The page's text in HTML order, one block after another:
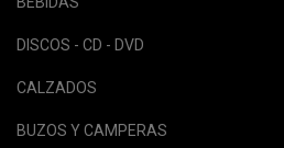
DISCOS - CD - DVD
CALZADOS
BUZOS Y CAMPERAS